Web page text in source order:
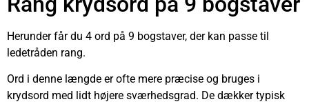
Herunder får du 4 ord på 9 bogstaver, der kan passe til
ledetråden rang.
Ord i denne længde er ofte mere præcise og bruges i
krydsord med lidt højere sværhedsgrad. De dækker typisk